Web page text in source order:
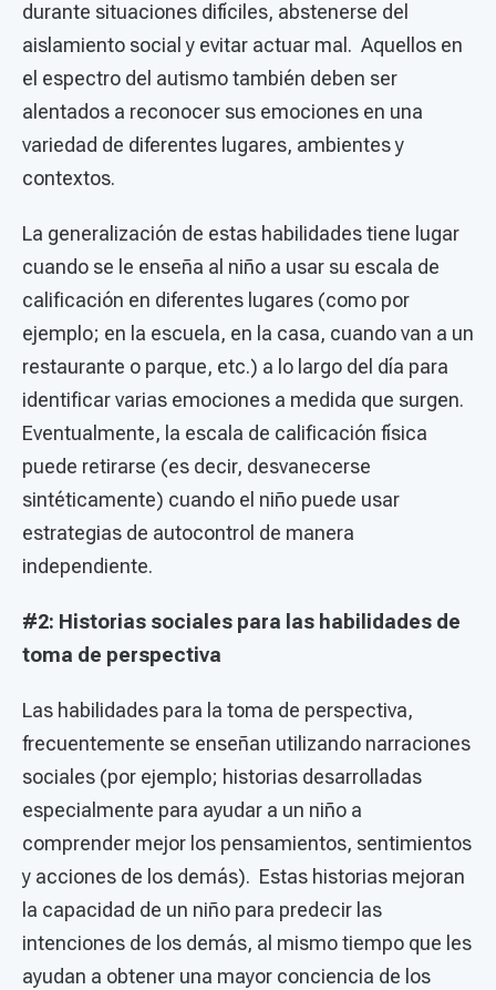
durante situaciones difíciles, abstenerse del
aislamiento social y evitar actuar mal. Aquellos en
el espectro del autismo también deben ser
alentados a reconocer sus emociones en una
variedad de diferentes lugares, ambientes y
contextos.
La generalización de estas habilidades tiene lugar
cuando se le enseña al niño a usar su escala de
calificación en diferentes lugares (como por
ejemplo; en la escuela, en la casa, cuando van a un
restaurante o parque, etc.) a lo largo del día para
identificar varias emociones a medida que surgen.
Eventualmente, la escala de calificación física
puede retirarse (es decir, desvanecerse
sintéticamente) cuando el niño puede usar
estrategias de autocontrol de manera
independiente.
#2: Historias sociales para las habilidades de
toma de perspectiva
Las habilidades para la toma de perspectiva,
frecuentemente se enseñan utilizando narraciones
sociales (por ejemplo; historias desarrolladas
especialmente para ayudar a un niño a
comprender mejor los pensamientos, sentimientos
y acciones de los demás). Estas historias mejoran
la capacidad de un niño para predecir las
intenciones de los demás, al mismo tiempo que les
ayudan a obtener una mayor conciencia de los